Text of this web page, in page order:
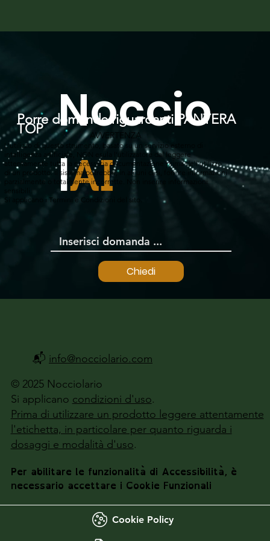
Chiedi
Noccio
lAI
Porre domande riguardanti PANTERA
TOP AVVERTENZA
L'utilizzo di questo strumento, basato su un servizio esterno di
intelligenza artificiale, NON esula l'utilizzatore dal leggere
attentamente tutta la necessaria documentazione prima dell'utilizzo
di un prodotto. Il sistema potrebbe, in alcuni casi, fornire informazioni
parzialmente o totalmente incorrette. Non inserire informazioni
sensibili.
Si applicano i Termini e Condizioni del sito.
© 2025 Nocciolario
Si applicano condizioni d'uso.
Prima di utilizzare un prodotto leggere attentamente
l'etichetta, in particolare per quanto riguarda i
dosaggi e modalità d'uso.
Per abilitare le funzionalità di Accessibilità, è
necessario accettare i Cookie Funzionali
Cookie Policy
📬 info@nocciolario.com